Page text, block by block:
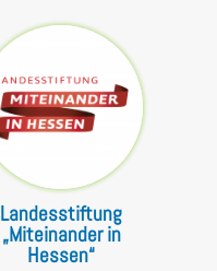
Landesstiftung
„Miteinander in
Hessen“